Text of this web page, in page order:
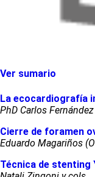
Ver sumario
La ecocardiografía
PhD Carlos Fernández
Cierre de foramen
Eduardo Magariños
Técnica de stenting